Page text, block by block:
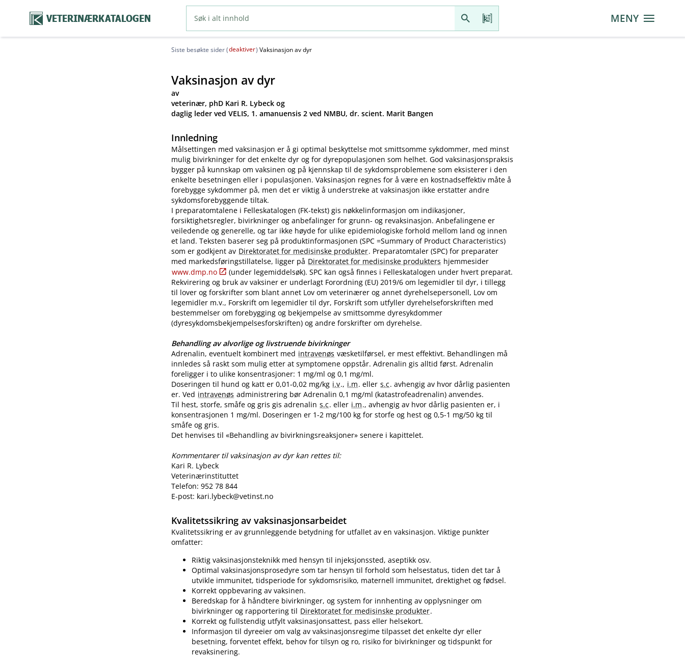
VETERINÆRKATALOGEN MENY
Siste besøkte sider (deaktiver) Vaksinasjon av dyr
Vaksinasjon av dyr
av
veterinær, phD Kari R. Lybeck og
daglig leder ved VELIS, 1. amanuensis 2 ved NMBU, dr. scient. Marit Bangen
Innledning
Målsettingen med vaksinasjon er å gi optimal beskyttelse mot smittsomme sykdommer, med minst
mulig bivirkninger for det enkelte dyr og for dyrepopulasjonen som helhet. God vaksinasjonspraksis
bygger på kunnskap om vaksinen og på kjennskap til de sykdomsproblemene som eksisterer i den
enkelte besetningen eller i populasjonen. Vaksinasjon regnes for å være en kostnadseffektiv måte å
forebygge sykdommer på, men det er viktig å understreke at vaksinasjon ikke erstatter andre
sykdomsforebyggende tiltak.
I preparatomtalene i Felleskatalogen (FK-tekst) gis nøkkelinformasjon om indikasjoner,
forsiktighetsregler, bivirkninger og anbefalinger for grunn- og revaksinasjon. Anbefalingene er
veiledende og generelle, og tar ikke høyde for ulike epidemiologiske forhold mellom land og innen
et land. Teksten baserer seg på produktinformasjonen (SPC =Summary of Product Characteristics)
som er godkjent av Direktoratet for medisinske produkter. Preparatomtaler (SPC) for preparater
med markedsføringstillatelse, ligger på Direktoratet for medisinske produkters hjemmesider
www.dmp.no
(under legemiddelsøk). SPC kan også finnes i Felleskatalogen under hvert preparat.
Rekvirering og bruk av vaksiner er underlagt Forordning (EU) 2019/6 om legemidler til dyr, i tillegg
til lover og forskrifter som blant annet Lov om veterinærer og annet dyrehelsepersonell, Lov om
legemidler m.v., Forskrift om legemidler til dyr, Forskrift som utfyller dyrehelseforskriften med
bestemmelser om forebygging og bekjempelse av smittsomme dyresykdommer
(dyresykdomsbekjempelsesforskriften) og andre forskrifter om dyrehelse.
Behandling av alvorlige og livstruende bivirkninger
Adrenalin, eventuelt kombinert med intravenøs væsketilførsel, er mest effektivt. Behandlingen må
innledes så raskt som mulig etter at symptomene oppstår. Adrenalin gis alltid først. Adrenalin
foreligger i to ulike konsentrasjoner: 1 mg/ml og 0,1 mg​/​ml.
Doseringen til hund og katt er 0,01-0,02 mg/kg i.v., i.m. eller s.c. avhengig av hvor dårlig pasienten
er. Ved intravenøs administrering bør Adrenalin 0,1 mg/ml (katastrofeadrenalin) anvendes.
Til hest, storfe, småfe og gris gis adrenalin s.c. eller i.m., avhengig av hvor dårlig pasienten er, i
konsentrasjonen 1 mg​/​ml. Doseringen er 1-2 mg/100 kg for storfe og hest og 0,5-1 mg/50 kg til
småfe og gris.
Det henvises til «Behandling av bivirkningsreaksjoner» senere i kapittelet.
Kommentarer til vaksinasjon av dyr kan rettes til:
Kari R. Lybeck
Veterinærinstituttet
Telefon: 952 78 844
E-post: kari.lybeck@vetinst.no
Kvalitetssikring av vaksinasjonsarbeidet
Kvalitetssikring er av grunnleggende betydning for utfallet av en vaksinasjon. Viktige punkter
omfatter:
Riktig vaksinasjonsteknikk med hensyn til injeksjonssted, aseptikk osv.
Optimal vaksinasjonsprosedyre som tar hensyn til forhold som helsestatus, tiden det tar å
utvikle immunitet, tidsperiode for sykdomsrisiko, maternell immunitet, drektighet og fødsel.
Korrekt oppbevaring av vaksinen.
Beredskap for å håndtere bivirkninger, og system for innhenting av opplysninger om
bivirkninger og rapportering til Direktoratet for medisinske produkter.
Korrekt og fullstendig utfylt vaksinasjonsattest, pass eller helsekort.
Informasjon til dyreeier om valg av vaksinasjonsregime tilpasset det enkelte dyr eller
besetning, forventet effekt, behov for tilsyn og ro, risiko for bivirkninger og tidspunkt for
revaksinering.